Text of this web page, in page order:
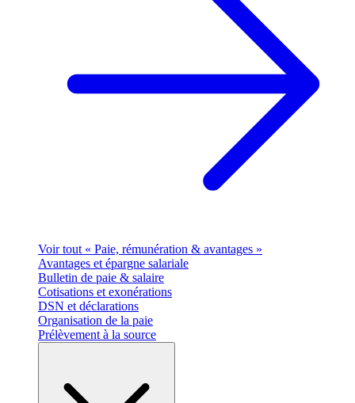
Voir tout « Paie, rémunération & avantages »
Avantages et épargne salariale
Bulletin de paie & salaire
Cotisations et exonérations
DSN et déclarations
Organisation de la paie
Prélèvement à la source